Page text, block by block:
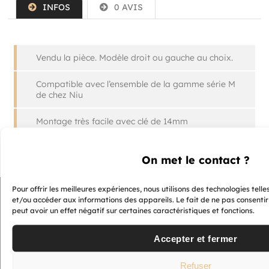
On met le contact ?
Pour offrir les meilleures expériences, nous utilisons des technologies
et/ou accéder aux informations des appareils. Le fait de ne pas
peut avoir un effet négatif sur certaines caractéristiques et fonctions.
Accepter et fermer
Refuser
INFOS 0 AVIS
Vendu la pièce. Modèle droit ou gauche au choix.
Compatible avec l’ensemble de la gamme série M
de chez Niu
Montage très facile avec clé de 14mm
Nos
magasins
vous
choix de